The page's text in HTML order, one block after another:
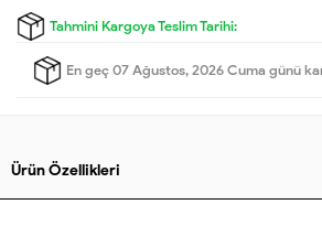
Tahmini Kargoya Teslim Tarihi:
En geç 07 Ağustos, 2026 Cuma günü
Ürün Özellikleri